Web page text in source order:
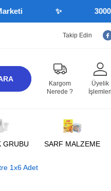
3000 TL
Takip Edin
Kargom
Nerede ?
Üyelik
İşlemleri
GRUBU SARF MALZEME
1x6 Adet